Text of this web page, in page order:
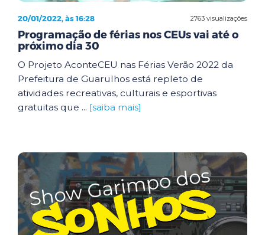
2763 visualizações
20/01/2022, às 16:28
Programação de férias nos CEUs vai até o
próximo dia 30
O Projeto AconteCEU nas Férias Verão 2022 da
Prefeitura de Guarulhos está repleto de
atividades recreativas, culturais e esportivas
gratuitas que ... [saiba mais]